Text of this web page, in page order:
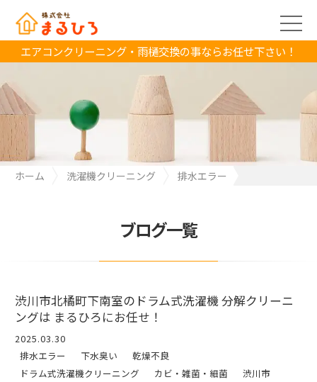
エアコンクリーニング・雨樋交換の事ならお任せ下さい！
ホーム 洗濯機クリーニング
排水エラー
ブログ一覧
渋川市北橘町下南室のドラム式洗濯機 分解クリーニ
ングは まるひろにお任せ！
2025.03.30
排水エラー
下水臭い
乾燥不良
ドラム式洗濯機クリーニング
カビ・雑菌・細菌
渋川市